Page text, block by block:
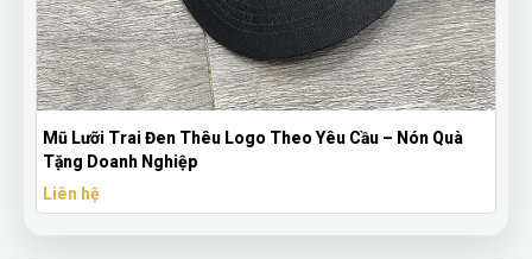
Mũ Lưỡi Trai Đen Thêu Logo Theo Yêu Cầu – Nón Quà
Tặng Doanh Nghiệp
Liên hệ